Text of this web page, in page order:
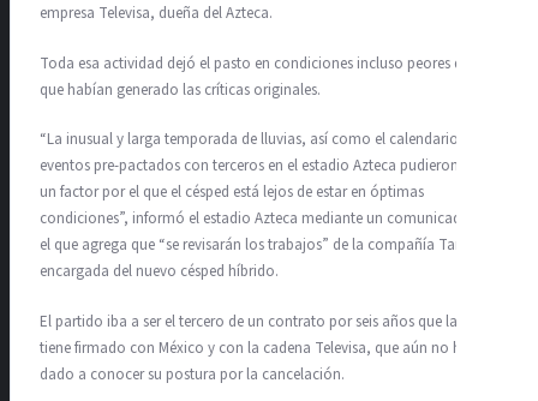
empresa Televisa, dueña del Azteca.
Toda esa actividad dejó el pasto en condiciones incluso peores de las
que habían generado las críticas originales.
“La inusual y larga temporada de lluvias, así como el calendario de
eventos pre-pactados con terceros en el estadio Azteca pudieron ser
un factor por el que el césped está lejos de estar en óptimas
condiciones”, informó el estadio Azteca mediante un comunicado, en
el que agrega que “se revisarán los trabajos” de la compañía Tarkett,
encargada del nuevo césped híbrido.
El partido iba a ser el tercero de un contrato por seis años que la liga
tiene firmado con México y con la cadena Televisa, que aún no ha
dado a conocer su postura por la cancelación.